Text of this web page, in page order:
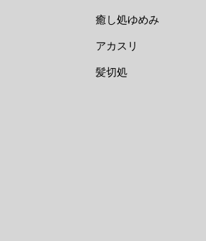
癒し処ゆめみ
アカスリ
髪切処